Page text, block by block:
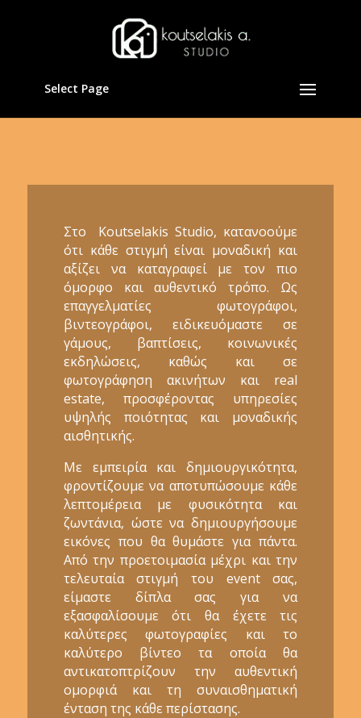
Select Page
Στο Koutselakis Studio, κατανοούμε
ότι κάθε στιγμή είναι μοναδική και
αξίζει να καταγραφεί με τον πιο
όμορφο και αυθεντικό τρόπο. Ως
επαγγελματίες φωτογράφοι,
βιντεογράφοι, ειδικευόμαστε σε
γάμους, βαπτίσεις, κοινωνικές
εκδηλώσεις, καθώς και σε
φωτογράφηση ακινήτων και real
estate, προσφέροντας υπηρεσίες
υψηλής ποιότητας και μοναδικής
αισθητικής.
Με εμπειρία και δημιουργικότητα,
φροντίζουμε να αποτυπώσουμε κάθε
λεπτομέρεια με φυσικότητα και
ζωντάνια, ώστε να δημιουργήσουμε
εικόνες που θα θυμάστε για πάντα.
Από την προετοιμασία μέχρι και την
τελευταία στιγμή του event σας,
είμαστε δίπλα σας για να
εξασφαλίσουμε ότι θα έχετε τις
καλύτερες φωτογραφίες και το
καλύτερο βίντεο τα οποία θα
αντικατοπτρίζουν την αυθεντική
ομορφιά και τη συναισθηματική
ένταση της κάθε περίστασης.